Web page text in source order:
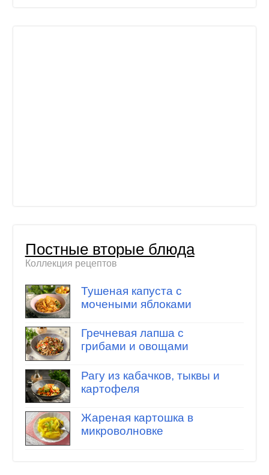
Постные вторые блюда
Коллекция рецептов
Тушеная капуста с
мочеными яблоками
Гречневая лапша с
грибами и овощами
Рагу из кабачков, тыквы и
картофеля
Жареная картошка в
микроволновке